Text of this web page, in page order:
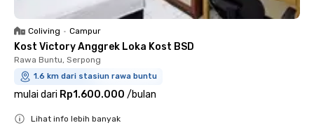
Coliving • Campur
Kost Victory Anggrek Loka Kost BSD
Rawa Buntu, Serpong
1.6 km dari stasiun rawa buntu
mulai dari Rp1.600.000 /bulan
Lihat info lebih banyak